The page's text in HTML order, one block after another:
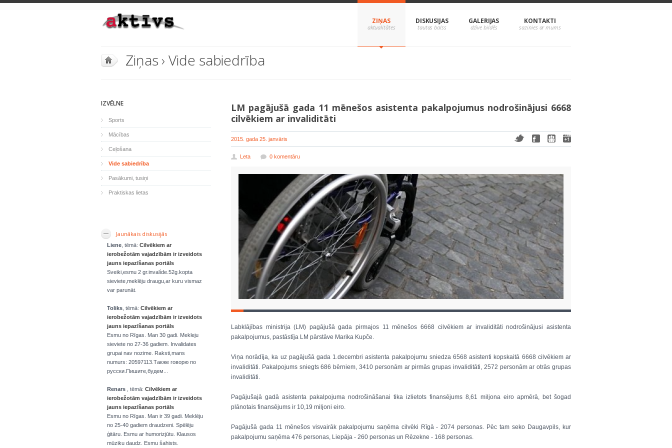
ZIŅAS DISKUSIJAS GALERIJAS KONTAKTI
Ziņas›Vide sabiedrība
LM pagājušā gada 11 mēnešos asistenta pakalpojumus nodrošinājusi 6668
cilvēkiem ar invaliditāti
2015. gada 25. janvāris
Leta 0 komentāru
Labklājības ministrija (LM) pagājušā gada pirmajos 11 mēnešos 6668 cilvēkiem ar invaliditāti nodrošinājusi asistenta
pakalpojumus, pastāstīja LM pārstāve Marika Kupče.
Viņa norādīja, ka uz pagājušā gada 1.decembri asistenta pakalpojumu sniedza 6568 asistenti kopskaitā 6668 cilvēkiem ar
invaliditāti. Pakalpojums sniegts 686 bērniem, 3410 personām ar pirmās grupas invaliditāti, 2572 personām ar otrās grupas
invaliditāti.
Pagājušajā gadā asistenta pakalpojuma nodrošināšanai tika izlietots finansējums 8,61 miljona eiro apmērā, bet šogad
plānotais finansējums ir 10,19 miljoni eiro.
Pagājušā gada 11 mēnešos visvairāk pakalpojumu saņēma cilvēki Rīgā - 2074 personas. Pēc tam seko Daugavpils, kur
pakalpojumu saņēma 476 personas, Liepāja - 260 personas un Rēzekne - 168 personas.
IZVĒLNE
Sports
Mācības
Ceļošana
Vide sabiedrība
Pasākumi, tusiņi
Praktiskas lietas
Jaunākais diskusijās
Liene , tēmā: Cilvēkiem ar
ierobežotām vajadzībām ir izveidots
jauns iepazīšanas portāls
Sveiki,esmu 2 gr.invalíde.52g.kopta
sieviete,meklēju draugu,ar kuru vismaz
var parunāt.
Toliks , tēmā: Cilvēkiem ar
ierobežotām vajadzībām ir izveidots
jauns iepazīšanas portāls
Esmu no Rīgas. Man 30 gadi. Mekleju
sieviete no 27-36 gadiem. Invalidates
grupai nav nozime. Raksti,mans
numurs: 20597113.Также говорю по
русски.Пишите,будем...
Renars , tēmā: Cilvēkiem ar
ierobežotām vajadzībām ir izveidots
jauns iepazīšanas portāls
Esmu no Rīgas. Man ir 39 gadi. Meklēju
no 25-40 gadiem draudzeni. Spēlēju
ģitāru. Esmu ar humorizjūtu. Klausos
mūziku daudz. Esmu šahists.